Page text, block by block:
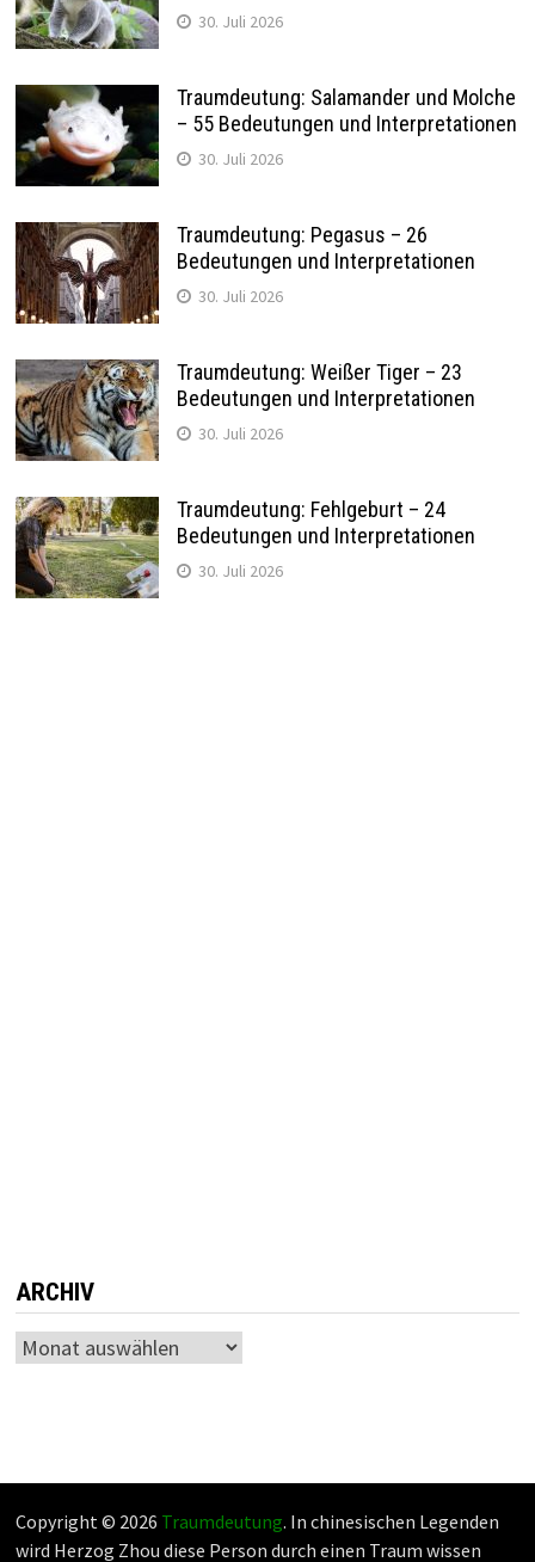
30. Juli 2026
Traumdeutung: Salamander und Molche
– 55 Bedeutungen und Interpretationen
30. Juli 2026
Traumdeutung: Pegasus – 26
Bedeutungen und Interpretationen
30. Juli 2026
Traumdeutung: Weißer Tiger – 23
Bedeutungen und Interpretationen
30. Juli 2026
Traumdeutung: Fehlgeburt – 24
Bedeutungen und Interpretationen
30. Juli 2026
ARCHIV
Archiv
Copyright © 2026 Traumdeutung. In chinesischen Legenden
wird Herzog Zhou diese Person durch einen Traum wissen